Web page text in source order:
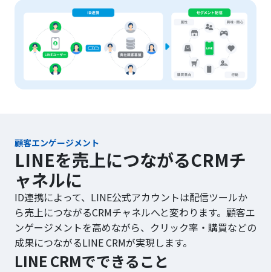
顧客エンゲージメント
LINEを売上につながるCRMチ
ャネルに
ID連携によって、LINE公式アカウントは配信ツールか
ら売上につながるCRMチャネルへと変わります。顧客エ
ンゲージメントを高めながら、クリック率・購買などの
成果につながるLINE CRMが実現します。
LINE CRMでできること